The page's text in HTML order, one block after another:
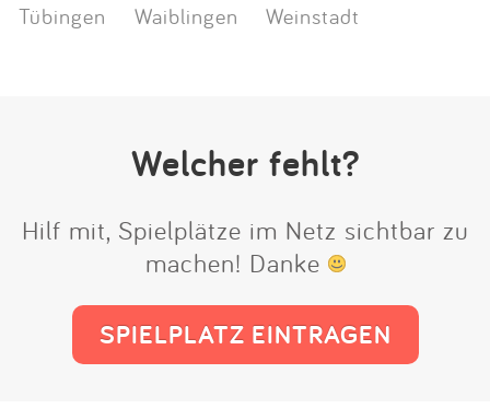
Tübingen
Waiblingen Weinstadt
Welcher fehlt?
Hilf mit, Spielplätze im Netz sichtbar zu
machen! Danke
SPIELPLATZ EINTRAGEN